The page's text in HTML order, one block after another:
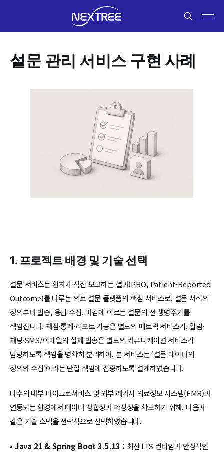
설문 관리 서비스 구현 사례
1. 프로젝트 배경 및 기술 선택
설문 서비스는 환자가 직접 보고하는 결과(PRO, Patient-Reported
Outcome)를 다루는 의료 설문 플랫폼의 핵심 서비스로, 설문 서식의
정의부터 발송, 응답 수집, 마감에 이르는 설문의 전 생명주기를
책임집니다. 채점·통계·리포트 가공은 별도의 메트릭 서비스가, 알림·
채팅·SMS/이메일의 실제 발송은 별도의 커뮤니케이션 서비스가
담당하도록 책임을 명확히 분리하여, 본 서비스는 '설문 데이터의
정의와 수집'이라는 단일 책임에 집중하도록 설계하였습니다.
다수의 내부 마이크로서비스 및 외부 레거시 의료정보 시스템(EMR)과
연동되는 환경에서 데이터 정합성과 확장성을 확보하기 위해, 다음과
같은 기술 스택을 전략적으로 선택하였습니다.
• Java 21 & Spring Boot 3.5.13 : 최신 LTS 런타임과 안정적인